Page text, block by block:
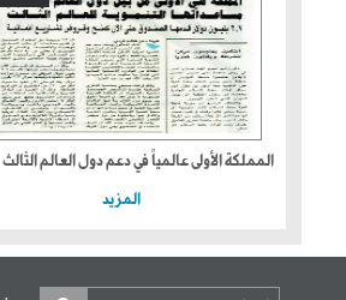
المملكة الأولى عالمياً في دعم دول العالم الثالث
المزيد